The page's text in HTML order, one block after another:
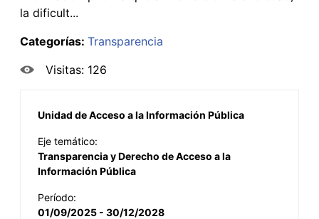
la dificult...
Categorías: Transparencia
Visitas: 126
Unidad de Acceso a la Información Pública
Eje temático:
Transparencia y Derecho de Acceso a la
Información Pública
Período:
01/09/2025 - 30/12/2028